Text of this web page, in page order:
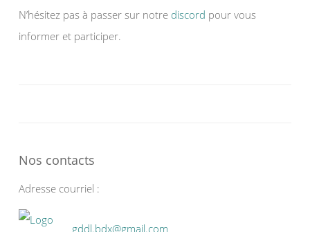
N’hésitez pas à passer sur notre discord pour vous
informer et participer.
Nos contacts
Adresse courriel :
gddl.bdx@gmail.com